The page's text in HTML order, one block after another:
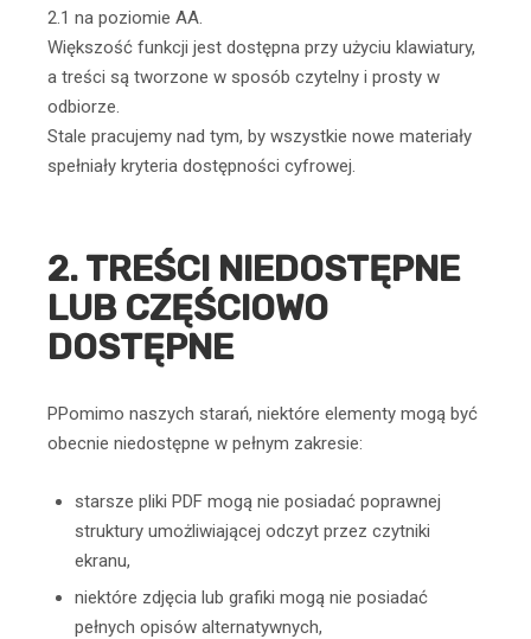
2.1 na poziomie AA.
Większość funkcji jest dostępna przy użyciu klawiatury,
a treści są tworzone w sposób czytelny i prosty w
odbiorze.
Stale pracujemy nad tym, by wszystkie nowe materiały
spełniały kryteria dostępności cyfrowej.
2. TREŚCI NIEDOSTĘPNE
LUB CZĘŚCIOWO
DOSTĘPNE
PPomimo naszych starań, niektóre elementy mogą być
obecnie niedostępne w pełnym zakresie:
starsze pliki PDF mogą nie posiadać poprawnej
struktury umożliwiającej odczyt przez czytniki
ekranu,
niektóre zdjęcia lub grafiki mogą nie posiadać
pełnych opisów alternatywnych,